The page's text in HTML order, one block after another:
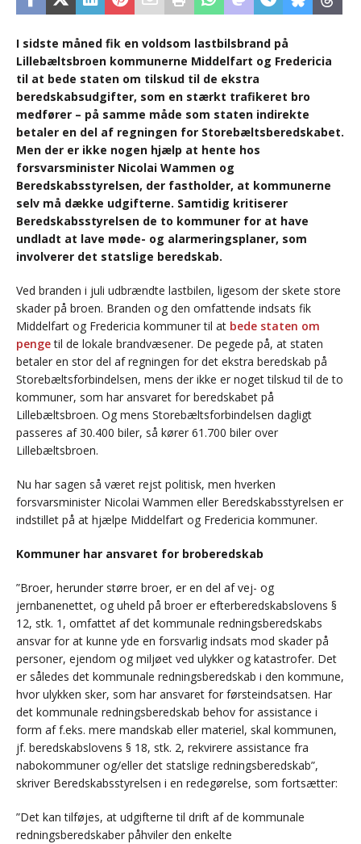
I sidste måned fik en voldsom lastbilsbrand på
Lillebæltsbroen kommunerne Middelfart og Fredericia
til at bede staten om tilskud til de ekstra
beredskabsudgifter, som en stærkt trafikeret bro
medfører – på samme måde som staten indirekte
betaler en del af regningen for Storebæltsberedskabet.
Men der er ikke nogen hjælp at hente hos
forsvarsminister Nicolai Wammen og
Beredskabsstyrelsen, der fastholder, at kommunerne
selv må dække udgifterne. Samtidig kritiserer
Beredskabsstyrelsen de to kommuner for at have
undladt at lave møde- og alarmeringsplaner, som
involverer det statslige beredskab.
Ved branden i juli udbrændte lastbilen, ligesom der skete store
skader på broen. Branden og den omfattende indsats fik
Middelfart og Fredericia kommuner til at bede staten om
pengetil de lokale brandvæsener. De pegede på, at staten
betaler en stor del af regningen for det ekstra beredskab på
Storebæltsforbindelsen, mens der ikke er noget tilskud til de to
kommuner, som har ansvaret for beredskabet på
Lillebæltsbroen. Og mens Storebæltsforbindelsen dagligt
passeres af 30.400 biler, så kører 61.700 biler over
Lillebæltsbroen.
Nu har sagen så været rejst politisk, men hverken
forsvarsminister Nicolai Wammen eller Beredskabsstyrelsen er
indstillet på at hjælpe Middelfart og Fredericia kommuner.
Kommuner har ansvaret for broberedskab
”Broer, herunder større broer, er en del af vej- og
jernbanenettet, og uheld på broer er efterberedskabslovens §
12, stk. 1, omfattet af det kommunale redningsberedskabs
ansvar for at kunne yde en forsvarlig indsats mod skader på
personer, ejendom og miljøet ved ulykker og katastrofer. Det
er således det kommunale redningsberedskab i den kommune,
hvor ulykken sker, som har ansvaret for førsteindsatsen. Har
det kommunale redningsberedskab behov for assistance i
form af f.eks. mere mandskab eller materiel, skal kommunen,
jf. beredskabslovens § 18, stk. 2, rekvirere assistance fra
nabokommuner og/eller det statslige redningsberedskab”,
skriver Beredskabsstyrelsen i en redegørelse, som fortsætter:
”Det kan tilføjes, at udgifterne til drift af de kommunale
redningsberedskaber påhviler den enkelte